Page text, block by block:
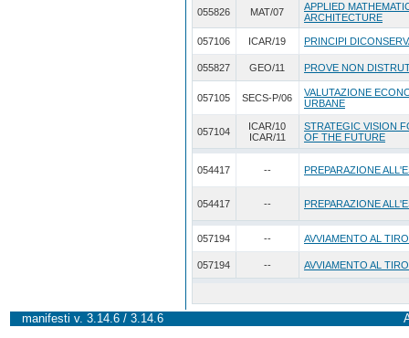
055826 MAT/07
APPLIED
ARCHITECTURE
057106 ICAR/19 PRINCIPI
055827 GEO/11 PROVE NON
057105 SECS-P/06
VALUTAZIONE
URBANE
057104
ICAR/10
ICAR/11
STRATEGIC VISION
OF THE FUTURE
054417 -- PREPARAZIONE
054417 -- PREPARAZIONE
057194 -- AVVIAMENTO AL
057194 -- AVVIAMENTO AL
manifesti v. 3.14.6 / 3.14.6